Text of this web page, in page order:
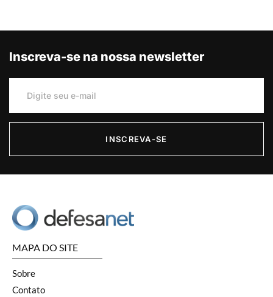
Inscreva-se na nossa newsletter
INSCREVA-SE
MAPA DO SITE
Sobre
Contato